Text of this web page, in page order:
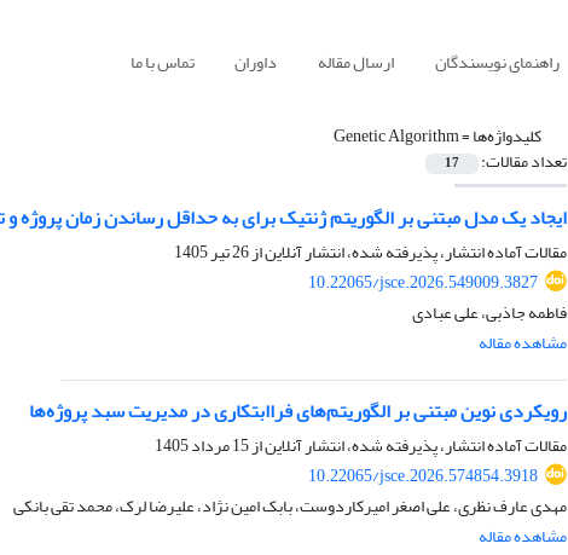
راهنمای نویسندگان ارسال مقاله داوران تماس با ما
کلیدواژه‌ها =Genetic Algorithm
تعداد مقالات: 17
ایجاد یک مدل مبتنی بر الگوریتم ژنتیک برای به حداقل رساندن زمان پروژه و
مقالات آماده انتشار، پذیرفته شده، انتشار آنلاین از26 تیر 1405
10.22065/jsce.2026.549009.3827
فاطمه جاذبی، علی عبادی
مشاهده مقاله
رویکردی نوین مبتنی بر الگوریتم‌های فراابتکاری در مدیریت سبد پروژه‌ها
مقالات آماده انتشار، پذیرفته شده، انتشار آنلاین از15 مرداد 1405
10.22065/jsce.2026.574854.3918
مهدی عارف نظری، علی اصغر امیرکاردوست، بابک امین نژاد، علیرضا لرک، محمد تقی بانکی
مشاهده مقاله